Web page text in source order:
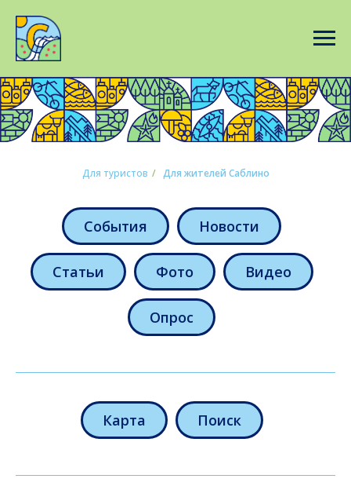
Для туристов / Для жителей Саблино
События Новости
Статьи Фото Видео
Опрос
Карта Поиск